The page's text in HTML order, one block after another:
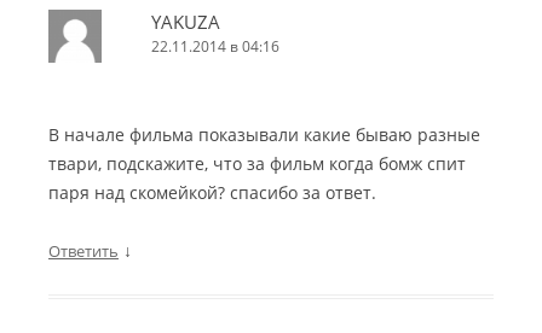
YAKUZA
22.11.2014 в 04:16
В начале фильма показывали какие бываю разные
твари, подскажите, что за фильм когда бомж спит
паря над скомейкой? спасибо за ответ.
Ответить ↓